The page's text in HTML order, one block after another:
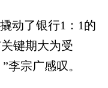
动了银行1：1的
键期大为受
李宗广感叹。